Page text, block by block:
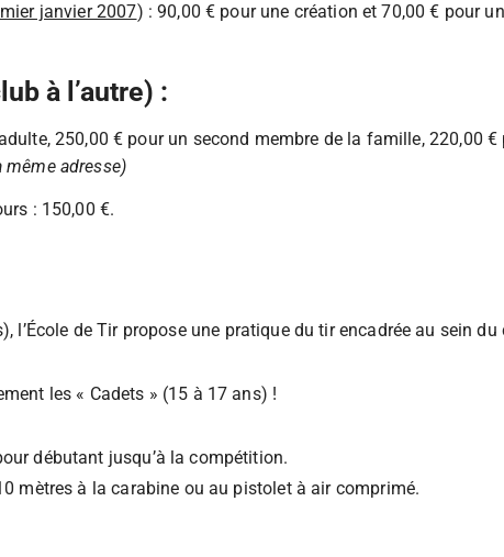
janvier 2007) : 90,00 € pour une création et 70,00 € pour
à l’autre) :
250,00 € pour un second membre de la famille, 220,00
adresse)
: 150,00 €.
l’École de Tir propose une pratique du tir encadrée au sein du
les « Cadets » (15 à 17 ans) !
débutant jusqu’à la compétition.
mètres à la carabine ou au pistolet à air comprimé.